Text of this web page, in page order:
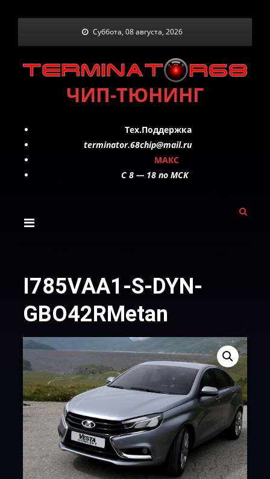
Суббота, 08 августа, 2026
ЧИП-ТЮНИНГ
Тех.Поддержка
terminator.68chip@mail.ru
МАКС
C 8 — 18 по МСК
I785VAA1-S-DYN-
GBO42RMetan